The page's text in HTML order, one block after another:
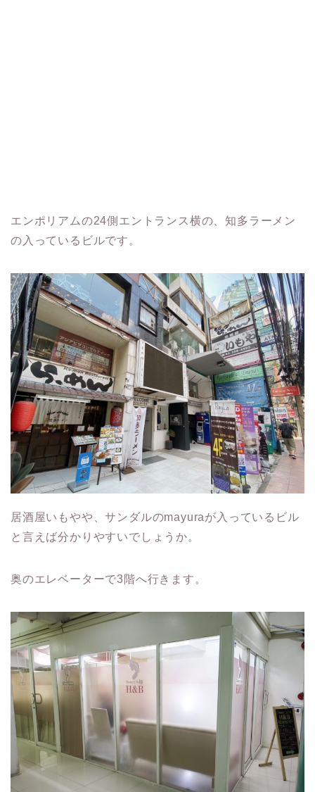
エンポリアムの24側エントランス横の、知多ラーメン
の入っているビルです。
居酒屋いもやや、サンダルのmayuraが入っているビル
と言えば分かりやすいでしょうか。
奥のエレベーターで3階へ行きます。